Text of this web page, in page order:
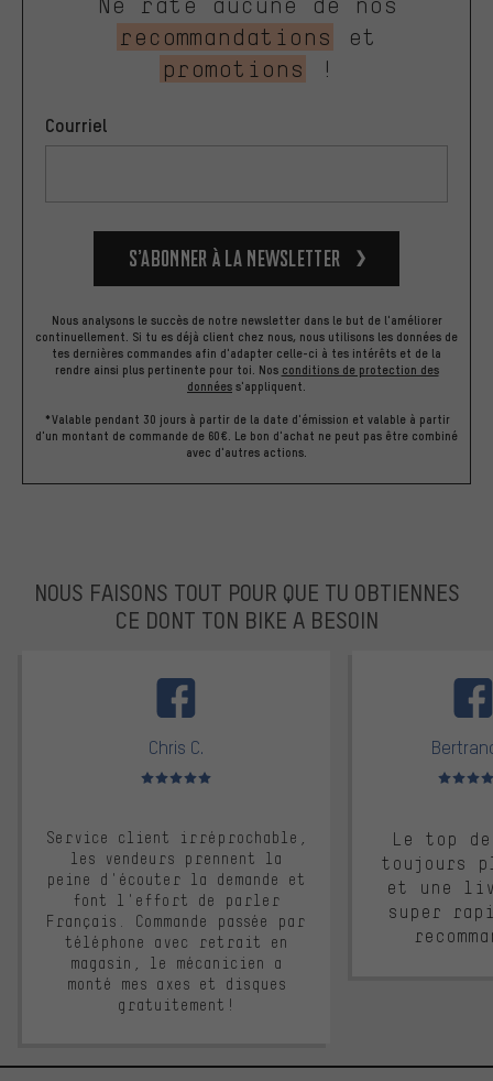
recommandations
et
promotions
!
Courriel
S’abonner à la newsletter
Nous analysons le succès de notre newsletter dans le but de l'améliorer
continuellement. Si tu es déjà client chez nous, nous utilisons les données de
tes dernières commandes afin d'adapter celle-ci à tes intérêts et de la
rendre ainsi plus pertinente pour toi. Nos conditions de protection des
données s'appliquent.
*Valable pendant 30 jours à partir de la date d'émission et valable à partir
d'un montant de commande de 60€. Le bon d'achat ne peut pas être combiné
avec d'autres actions.
NOUS FAISONS TOUT POUR QUE TU OBTIENNES
CE DONT TON BIKE A BESOIN
Chris C.
Note moyenne : 5 sur 5
Service client irréprochable,
les vendeurs prennent la
peine d'écouter la demande et
font l'effort de parler
Français. Commande passée par
téléphone avec retrait en
magasin, le mécanicien a
monté mes axes et disques
gratuitement!
Note
Le top
toujours
et une
super